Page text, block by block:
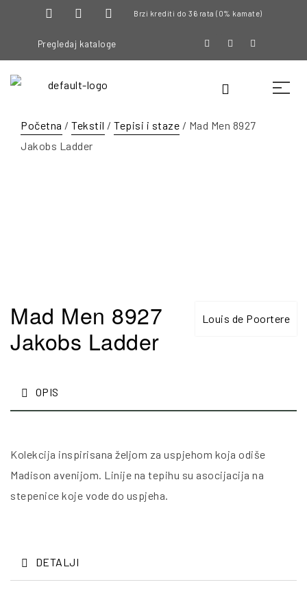
Brzi krediti do 36 rata (0% kamate)
Pregledaj kataloge
Početna / Tekstil / Tepisi i staze / Mad Men 8927
Jakobs Ladder
Louis de Poortere
Mad Men 8927
Jakobs Ladder
OPIS
Kolekcija inspirisana željom za uspjehom koja odiše
Madison avenijom. Linije na tepihu su asocijacija na
stepenice koje vode do uspjeha.
DETALJI